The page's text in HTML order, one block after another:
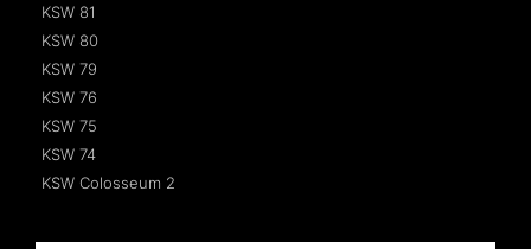
KSW 81
KSW 80
KSW 79
KSW 76
KSW 75
KSW 74
KSW Colosseum 2